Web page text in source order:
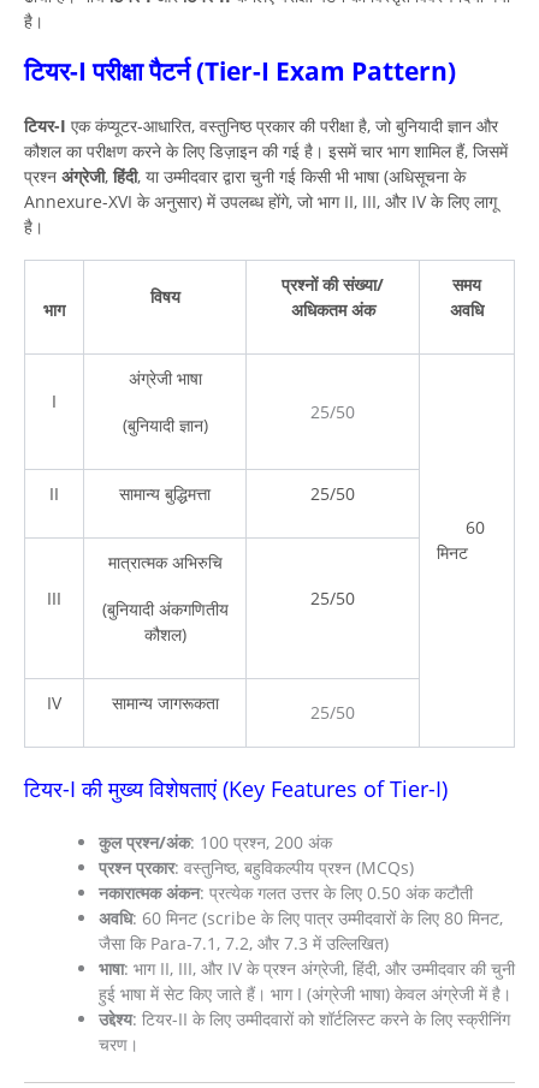
है।
टियर-I परीक्षा पैटर्न (Tier-I Exam Pattern)
टियर-I एक कंप्यूटर-आधारित, वस्तुनिष्ठ प्रकार की परीक्षा है, जो बुनियादी ज्ञान और
कौशल का परीक्षण करने के लिए डिज़ाइन की गई है। इसमें चार भाग शामिल हैं, जिसमें
प्रश्न अंग्रेजी,हिंदी, या उम्मीदवार द्वारा चुनी गई किसी भी भाषा (अधिसूचना के
Annexure-XVI के अनुसार) में उपलब्ध होंगे, जो भाग II, III, और IV के लिए लागू
है।
भाग
विषय
प्रश्नों की संख्या/
अधिकतम अंक
समय
अवधि
I
अंग्रेजी भाषा
(बुनियादी ज्ञान)
25/50
60
मिनट
II सामान्य बुद्धिमत्ता 25/50
III
मात्रात्मक अभिरुचि
(बुनियादी अंकगणितीय
कौशल)
25/50
IV सामान्य जागरूकता 25/50
टियर-I की मुख्य विशेषताएं (Key Features of Tier-I)
कुल प्रश्न/अंक: 100 प्रश्न, 200 अंक
प्रश्न प्रकार: वस्तुनिष्ठ, बहुविकल्पीय प्रश्न (MCQs)
नकारात्मक अंकन: प्रत्येक गलत उत्तर के लिए 0.50 अंक कटौती
अवधि: 60 मिनट (scribe के लिए पात्र उम्मीदवारों के लिए 80 मिनट,
जैसा कि Para-7.1, 7.2, और 7.3 में उल्लिखित)
भाषा: भाग II, III, और IV के प्रश्न अंग्रेजी, हिंदी, और उम्मीदवार की चुनी
हुई भाषा में सेट किए जाते हैं। भाग I (अंग्रेजी भाषा) केवल अंग्रेजी में है।
उद्देश्य: टियर-II के लिए उम्मीदवारों को शॉर्टलिस्ट करने के लिए स्क्रीनिंग
चरण।